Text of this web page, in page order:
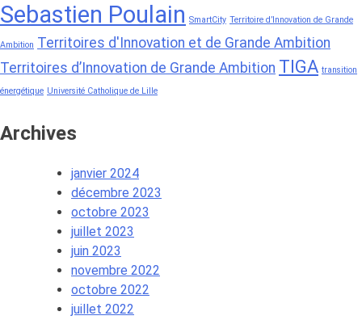
Sebastien Poulain SmartCity Territoire d’Innovation de Grande
Ambition Territoires d'Innovation et de Grande Ambition
Territoires d’Innovation de Grande Ambition TIGA transition
énergétique Université Catholique de Lille
Archives
janvier 2024
décembre 2023
octobre 2023
juillet 2023
juin 2023
novembre 2022
octobre 2022
juillet 2022